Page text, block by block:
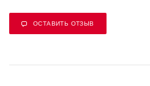
ОСТАВИТЬ ОТЗЫВ